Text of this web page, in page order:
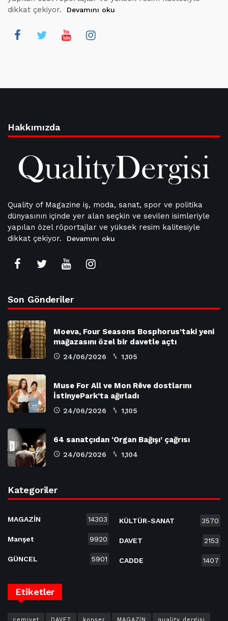
dikkat çekiyor.
Devamını oku
Hakkımızda
Quality of Magazine iş, moda, sanat, spor ve politika
dünyasının içinde yer alan seçkin ve sevilen isimleriyle
yapılan özel röportajlar ve yüksek resim kalitesiyle
dikkat çekiyor.
Devamını oku
Son Gönderiler
Moeva, Four Seasons Bosphorus’taki yeni
mağazasını özel bir davetle açtı
24/06/2026 1,105
Muse For All ve Mon Rêve dostlarını
İstinyePark’ta ağırladı
24/06/2026 1,105
64 sanatçıdan ‘Organ Bağışı’ çağrısı
24/06/2026 1,104
Kategoriler
MAGAZİN 14303
Manşet 9920
GÜNCEL 5901
KÜLTÜR-SANAT 3570
DAVET 2153
CADDE 1407
Etiketler